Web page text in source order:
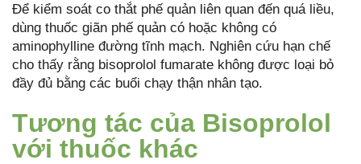
Để kiểm soát co thắt phế quản liên quan đến quá liều,
dùng thuốc giãn phế quản có hoặc không có
aminophylline đường tĩnh mạch. Nghiên cứu hạn chế
cho thấy rằng bisoprolol fumarate không được loại bỏ
đầy đủ bằng các buổi chạy thận nhân tạo.
Tương tác của Bisoprolol
với thuốc khác